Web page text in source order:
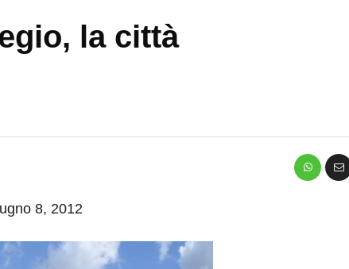
la città
8, 2012